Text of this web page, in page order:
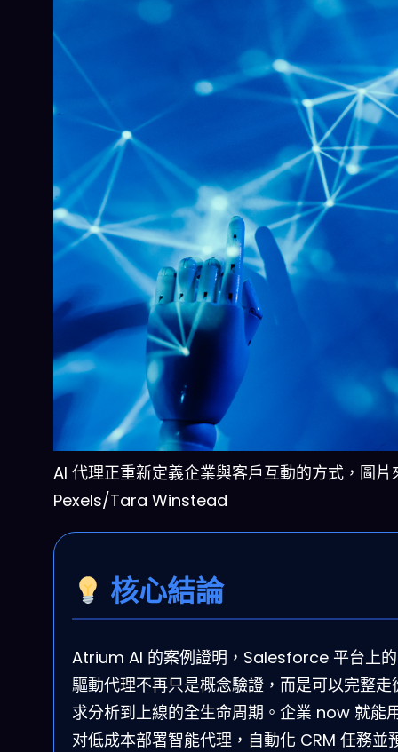
AI 代理正重新定義企業與客戶互動的方式，圖片
Pexels/Tara Winstead
核心結論
Atrium AI 的案例證明，Salesforce 平台上的
驅動代理不再只是概念驗證，而是可以完整走
求分析到上線的全生命周期。企業 now 就能
对低成本部署智能代理，自動化 CRM 任務並